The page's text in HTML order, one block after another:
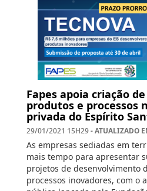
Fapes apoia criação
produtos e processos
privada do Espírito
29/01/2021 15H29- ATUALIZADO
As empresas sediadas em
mais tempo para apresentar
projetos de desenvolvimento
processos inovadores, com o